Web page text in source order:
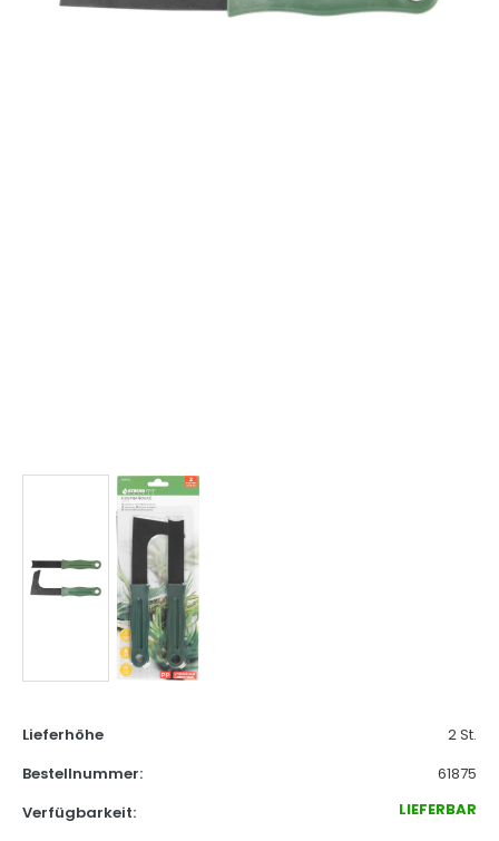
Lieferhöhe
2 St.
Bestellnummer:
61875
Verfügbarkeit:
LIEFERBAR